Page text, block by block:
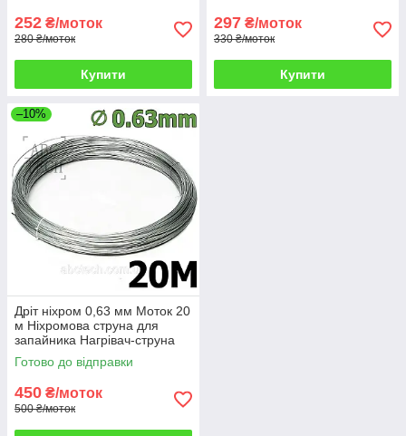
252 ₴/моток
280 ₴/моток
Купити
297 ₴/моток
330 ₴/моток
Купити
–10%
Дріт ніхром 0,63 мм Моток 20
м Ніхромова струна для
запайника Нагрівач-струна
Дроту х20н80
Готово до відправки
450 ₴/моток
500 ₴/моток